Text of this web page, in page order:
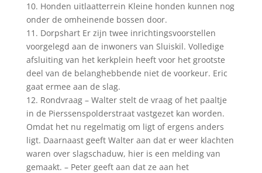
10. Honden uitlaatterrein Kleine honden kunnen nog
onder de omheinende bossen door.
11. Dorpshart Er zijn twee inrichtingsvoorstellen
voorgelegd aan de inwoners van Sluiskil. Volledige
afsluiting van het kerkplein heeft voor het grootste
deel van de belanghebbende niet de voorkeur. Eric
gaat ermee aan de slag.
12. Rondvraag – Walter stelt de vraag of het paaltje
in de Pierssenspolderstraat vastgezet kan worden.
Omdat het nu regelmatig om ligt of ergens anders
ligt. Daarnaast geeft Walter aan dat er weer klachten
waren over slagschaduw, hier is een melding van
gemaakt. – Peter geeft aan dat ze aan het